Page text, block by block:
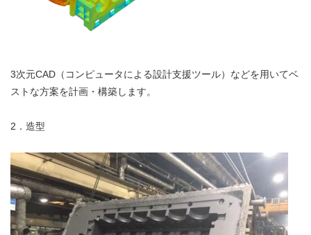
3次元CAD（コンピュータによる設計支援ツール）などを用いてベ
ストな方案を計画・構築します。
2．造型